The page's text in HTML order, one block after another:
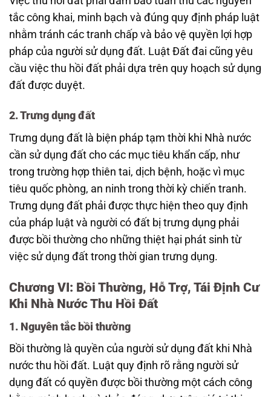
tắc công khai, minh bạch và đúng quy định pháp luật
nhằm tránh các tranh chấp và bảo vệ quyền lợi hợp
pháp của người sử dụng đất. Luật Đất đai cũng yêu
cầu việc thu hồi đất phải dựa trên quy hoạch sử dụng
đất được duyệt.
2. Trưng dụng đất
Trưng dụng đất là biện pháp tạm thời khi Nhà nước
cần sử dụng đất cho các mục tiêu khẩn cấp, như
trong trường hợp thiên tai, dịch bệnh, hoặc vì mục
tiêu quốc phòng, an ninh trong thời kỳ chiến tranh.
Trưng dụng đất phải được thực hiện theo quy định
của pháp luật và người có đất bị trưng dụng phải
được bồi thường cho những thiệt hại phát sinh từ
việc sử dụng đất trong thời gian trưng dụng.
Chương VI: Bồi Thường, Hỗ Trợ, Tái Định Cư
Khi Nhà Nước Thu Hồi Đất
1. Nguyên tắc bồi thường
Bồi thường là quyền của người sử dụng đất khi Nhà
nước thu hồi đất. Luật quy định rõ rằng người sử
dụng đất có quyền được bồi thường một cách công